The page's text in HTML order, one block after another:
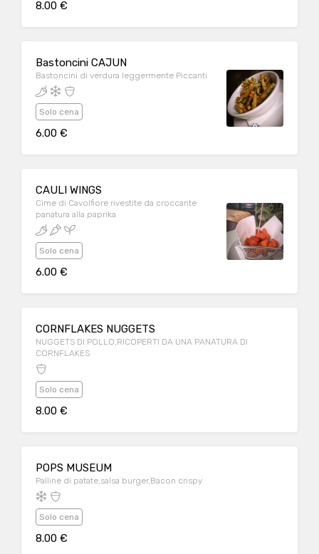
8.00 €
Bastoncini CAJUN
Bastoncini di verdura leggermente Piccanti
Solo cena
6.00 €
CAULI WINGS
Cime di Cavolfiore rivestite da croccante
panatura alla paprika
Solo cena
6.00 €
CORNFLAKES NUGGETS
NUGGETS DI POLLO,RICOPERTI DA UNA PANATURA DI
CORNFLAKES
Solo cena
8.00 €
POPS MUSEUM
Palline di patate,salsa burger,Bacon crispy
Solo cena
8.00 €